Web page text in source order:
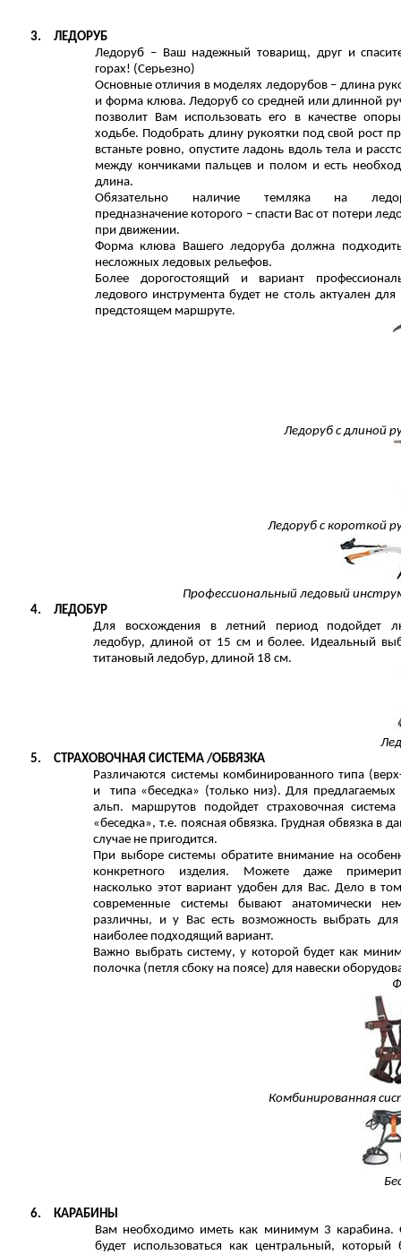
3.
ЛЕДОРУБ
Ледоруб – Ваш надежный товарищ, друг и
горах! (Серьезно)
Основные отличия в моделях ледорубов – длина
и форма клюва. Ледоруб со средней или длинной
позволит Вам использовать его в качестве
ходьбе. Подобрать длину рукоятки под свой рост
встаньте ровно, опустите ладонь вдоль тела и
между кончиками пальцев и полом и есть
длина.
Обязательно наличие темляка на
предназначение которого – спасти Вас от потери
при движении.
Форма клюва Вашего ледоруба должна
несложных ледовых рельефов.
Более дорогостоящий и вариант
ледового инструмента будет не столь актуален для
предстоящем маршруте.
Ледоруб с длиной
Ледоруб с короткой
Профессиональный ледовый
4.
ЛЕДОБУР
Для восхождения в летний период подойдет
ледобур, длиной от 15 см и более. Идеальный
титановый ледобур, длиной 18 см.
5.
СТРАХОВОЧНАЯ СИСТЕМА /ОБВЯЗКА
Различаются системы комбинированного типа
и типа «беседка» (только низ). Для предлагаемых
альп. маршрутов подойдет страховочная система
«беседка», т.е. поясная обвязка. Грудная обвязка в
случае не пригодится.
При выборе системы обратите внимание на
конкретного изделия. Можете даже
насколько этот вариант удобен для Вас. Дело в
современные системы бывают анатомически
различны, и у Вас есть возможность выбрать для
наиболее подходящий вариант.
Важно выбрать систему, у которой будет как
полочка (петля сбоку на поясе) для навески
Комбинированная
6.
КАРАБИНЫ
Вам необходимо иметь как минимум 3 карабина.
будет использоваться как центральный, который